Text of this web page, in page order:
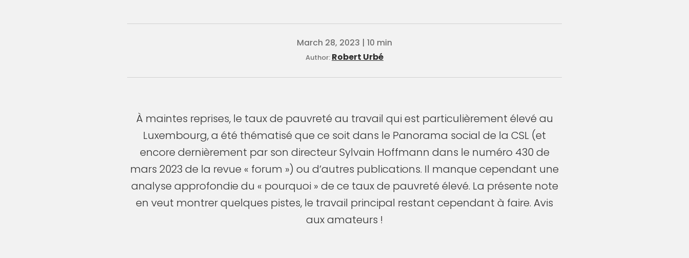
March 28, 2023 | 10 min
Author: Robert Urbé
À maintes reprises, le taux de pauvreté au travail qui est particulièrement élevé au
Luxembourg, a été thématisé que ce soit dans le Panorama social de la CSL (et
encore dernièrement par son directeur Sylvain Hoffmann dans le numéro 430 de
mars 2023 de la revue « forum ») ou d’autres publications. Il manque cependant une
analyse approfondie du « pourquoi » de ce taux de pauvreté élevé. La présente note
en veut montrer quelques pistes, le travail principal restant cependant à faire. Avis
aux amateurs !